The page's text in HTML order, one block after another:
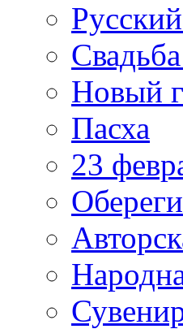
Новый
Пасха
23
Обереги